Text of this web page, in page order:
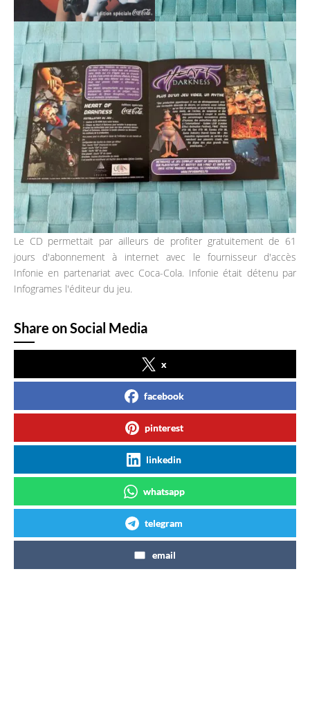
Le CD permettait par ailleurs de profiter gratuitement de 61
jours d'abonnement à internet avec le fournisseur d'accès
Infonie en partenariat avec Coca-Cola. Infonie était détenu par
Infogrames l'éditeur du jeu.
Share on Social Media
x
facebook
pinterest
linkedin
whatsapp
telegram
email